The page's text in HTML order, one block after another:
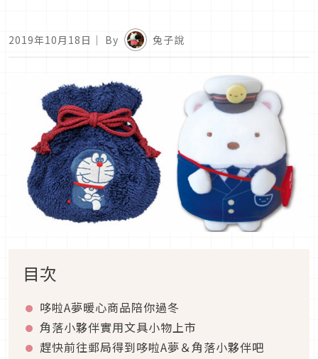
2019年10月18日 ｜ By 兔子說
目次
哆啦A夢暖心商品陪你過冬
角落小夥伴實用文具小物上市
趕快前往郵局得到哆啦A夢＆角落小夥伴吧